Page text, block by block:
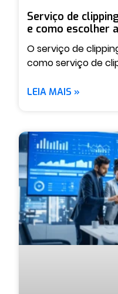
Serviço de
e como escolher
O serviço de
como serviço de
LEIA MAIS »